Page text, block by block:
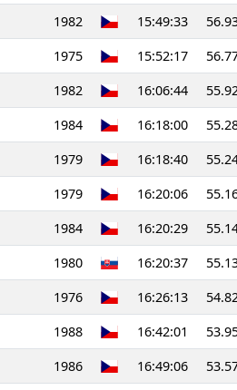
1982 15:49:33
1975 15:52:17
1982 16:06:44
1984 16:18:00
1979 16:18:40
1979 16:20:06
1984 16:20:29
1980 16:20:37
1976 16:26:13
1988 16:42:01
1986 16:49:06